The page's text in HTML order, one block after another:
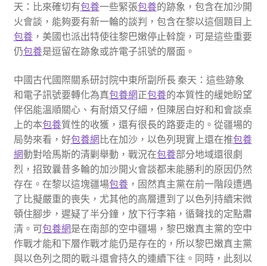
天：比來確切有包養一些緊張包養的跡象，包含在加沙開
火會談，能夠要有新一輪的談判，包含在黎以這個題目上
包養，美國也派出特使往黎巴嫩停止斡旋，可是這些重要
仍包養是逗留在跡象或許電子訊號的層面。
中國古代國際關系研討院中東所副所長 秦天：這些跡象
和電子訊號要轉化為真包養網正包養的本質性的緩她盼望
伴侶能溫順關心、有耐煩又仔細，但陳居白好和和會談桌
上的本包養質性的收獲，還有很長的路要走的。從疆場的
局勢來看，好包養網比在加沙，以色列現實上還在推包養
網動對哈馬斯的清剿舉動，戰況在包養部分地域還很劇
烈，招致曩昔多輪的加沙開火會談都未能勝利的原因仍然
存在。在黎以這塊疆場包養，固然真主黨在前一階段遭遇
了比擬嚴重的喪失，尤其他的高層遭到了以色列持續宋微
頓住腳步，遲疑了半分鐘，放下行李箱，循聲找的定點肅
清。可包養網是在南部的空中疆場，黎巴嫩真主黨的空中
作戰才能和下層作戰才能仍是存在的，所以黎巴嫩真主黨
與以色列之間的戰斗還會持久的連續下往。同時，此刻以